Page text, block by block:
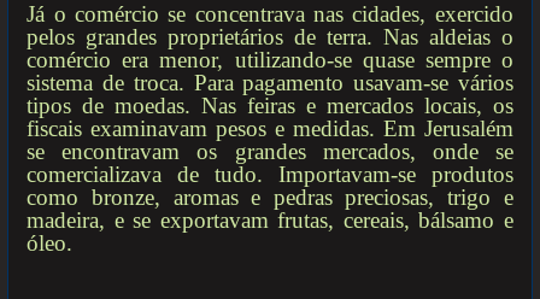
Já o comércio se concentrava nas cidades, exercido
pelos grandes proprietários de terra. Nas aldeias o
comércio era menor, utilizando-se quase sempre o
sistema de troca. Para pagamento usavam-se vários
tipos de moedas. Nas feiras e mercados locais, os
fiscais examinavam pesos e medidas. Em Jerusalém
se encontravam os grandes mercados, onde se
comercializava de tudo. Importavam-se produtos
como bronze, aromas e pedras preciosas, trigo e
madeira, e se exportavam frutas, cereais, bálsamo e
óleo.